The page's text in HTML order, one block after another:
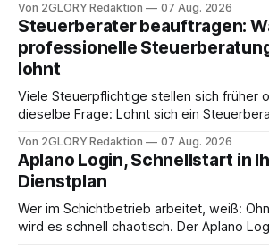
angewiesen ist, stellt sich für Familien
Frage: Muss die Versorgung dauerhaft in
oder ist ein Leben zu Hause möglich? Die
Intensivpflege bietet genau diese
Von 2GLORY Redaktion 07 Aug. 2026
Steuerberater beauftragen:
professionelle
lohnt
Viele Steuerpflichtige stellen sich früher
dieselbe Frage: Lohnt sich ein
erledigen? Die kurze Antwort: Bei
Einkommensverhältnissen reicht häufig
aus – sobald jedoch mehrere
zusammentreffen oder größere
anstehen, zahlt sich professionelle
Von 2GLORY Redaktion 07 Aug. 2026
Aplano Login, Schnellstart in
Dienstplan
Wer im Schichtbetrieb arbeitet, weiß:
wird es schnell chaotisch. Der Aplano